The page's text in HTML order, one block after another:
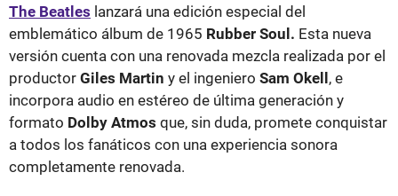
The Beatles lanzará una edición especial del
emblemático álbum de 1965 Rubber Soul. Esta nueva
versión cuenta con una renovada mezcla realizada por el
productor Giles Martin y el ingeniero Sam Okell , e
incorpora audio en estéreo de última generación y
formato Dolby Atmos que, sin duda, promete conquistar
a todos los fanáticos con una experiencia sonora
completamente renovada.